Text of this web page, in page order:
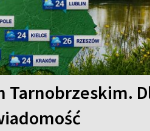
Tarnobrzeskim.